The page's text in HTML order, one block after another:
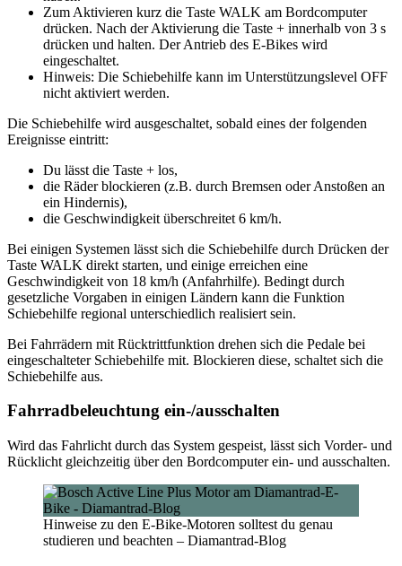
Zum Aktivieren kurz die Taste WALK am Bordcomputer
drücken. Nach der Aktivierung die Taste + innerhalb von 3 s
drücken und halten. Der Antrieb des E-Bikes wird
eingeschaltet.
Hinweis: Die Schiebehilfe kann im Unterstützungslevel OFF
nicht aktiviert werden.
Die Schiebehilfe wird ausgeschaltet, sobald eines der folgenden
Ereignisse eintritt:
Du lässt die Taste + los,
die Räder blockieren (z.B. durch Bremsen oder Anstoßen an
ein Hindernis),
die Geschwindigkeit überschreitet 6 km/h.
Bei einigen Systemen lässt sich die Schiebehilfe durch Drücken der
Taste WALK direkt starten, und einige erreichen eine
Geschwindigkeit von 18 km/h (Anfahrhilfe). Bedingt durch
gesetzliche Vorgaben in einigen Ländern kann die Funktion
Schiebehilfe regional unterschiedlich realisiert sein.
Bei Fahrrädern mit Rücktrittfunktion drehen sich die Pedale bei
eingeschalteter Schiebehilfe mit. Blockieren diese, schaltet sich die
Schiebehilfe aus.
Fahrradbeleuchtung ein-/ausschalten
Wird das Fahrlicht durch das System gespeist, lässt sich Vorder- und
Rücklicht gleichzeitig über den Bordcomputer ein- und ausschalten.
Hinweise zu den E-Bike-Motoren solltest du genau
studieren und beachten – Diamantrad-Blog